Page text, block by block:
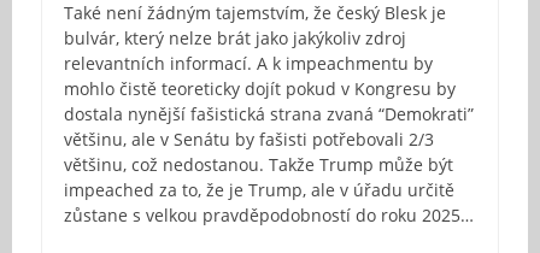
Také není žádným tajemstvím, že český Blesk je
bulvár, který nelze brát jako jakýkoliv zdroj
relevantních informací. A k impeachmentu by
mohlo čistě teoreticky dojít pokud v Kongresu by
dostala nynější fašistická strana zvaná “Demokrati”
většinu, ale v Senátu by fašisti potřebovali 2/3
většinu, což nedostanou. Takže Trump může být
impeached za to, že je Trump, ale v úřadu určitě
zůstane s velkou pravděpodobností do roku 2025…